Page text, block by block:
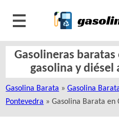
Gasolineras
gasolina y diésel
Gasolina Barata »Gasolina
Pontevedra » Gasolina Barata en